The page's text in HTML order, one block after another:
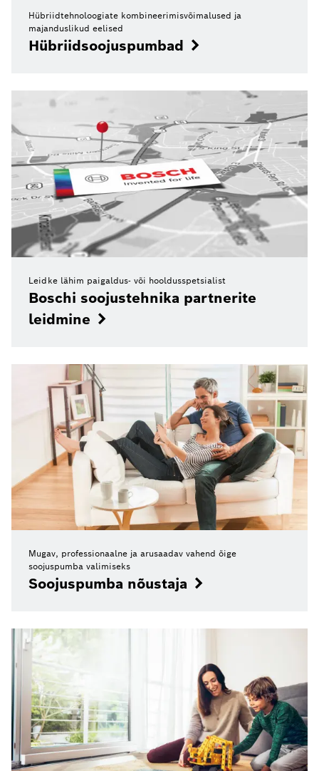
Hübriidtehnoloogiate kombineerimisvõimalused ja
majanduslikud eelised
Hübriidsoojuspumbad
Leidke lähim paigaldus- või hooldusspetsialist
Boschi soojustehnika partnerite
leidmine
Mugav, professionaalne ja arusaadav vahend õige
soojuspumba valimiseks
Soojuspumba nõustaja